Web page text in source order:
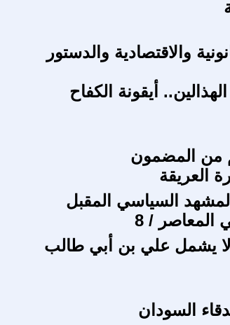
والاقتصادية والدستور
أيقونة الكفاح
من المضمون
العريقة
السياسي المقبل
المعاصر / 8
لا يشمل علي بن أبي طالب
السودان